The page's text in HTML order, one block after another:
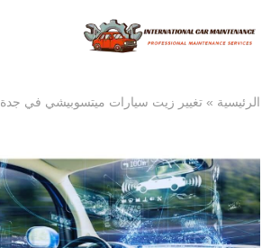
الرئيسية » تغيير زيت سيارات ميتسوبيشي في جدة